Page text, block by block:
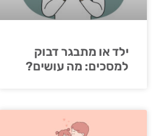
ילד או מתבגר דבוק
למסכים: מה עושים?